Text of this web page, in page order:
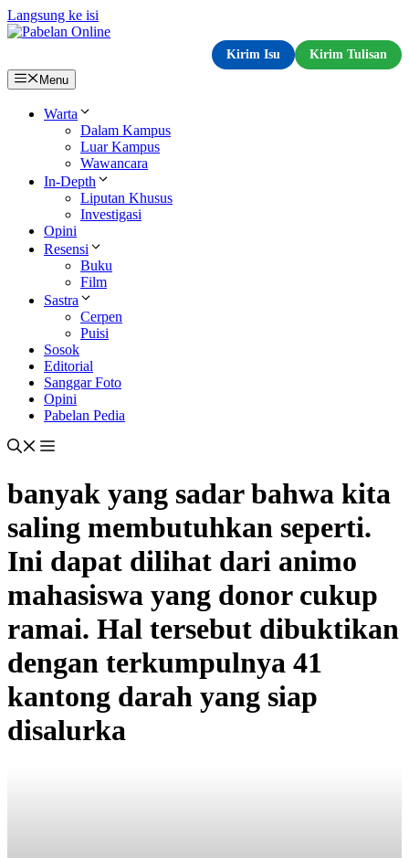
Langsung ke isi
Kirim Isu
Kirim Tulisan
Menu
Warta
Dalam Kampus
Luar Kampus
Wawancara
In-Depth
Liputan Khusus
Investigasi
Opini
Resensi
Buku
Film
Sastra
Cerpen
Puisi
Sosok
Editorial
Sanggar Foto
Opini
Pabelan Pedia
banyak yang sadar bahwa kita
saling membutuhkan seperti.
Ini dapat dilihat dari animo
mahasiswa yang donor cukup
ramai. Hal tersebut dibuktikan
dengan terkumpulnya 41
kantong darah yang siap
disalurka